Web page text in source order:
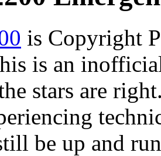
is Copyright
is an
stars are
be up and